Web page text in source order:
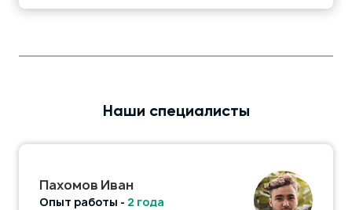
Наши специалисты
Пахомов Иван
Опыт работы - 2 года